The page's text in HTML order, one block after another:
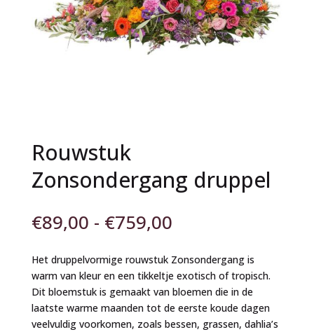
Rouwstuk
Zonsondergang druppel
€89,00 - €759,00Prijsklasse:
tot
€759,00
Het druppelvormige rouwstuk Zonsondergang is
warm van kleur en een tikkeltje exotisch of tropisch.
Dit bloemstuk is gemaakt van bloemen die in de
laatste warme maanden tot de eerste koude dagen
veelvuldig voorkomen, zoals bessen, grassen, dahlia’s